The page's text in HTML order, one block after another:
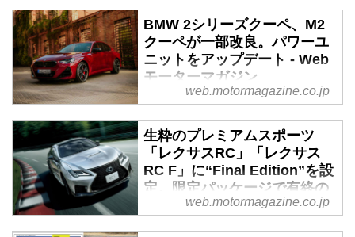
2025年11月6日、Stellantis ジャ
パンは、「アルファ ロメオ」の
スポーツセダン「ジュリア クア
ドリフォリオ（GIULIA
Quadrifoglio）」に、優れた走行
性能と特別装備を施した46台限定
モデル「ジュリア クアドリフォ
リオ エストレマ（GIULIA
Quadrifoglio Estrema）」を発
表。同日より販売を開始した。
スポーツ心をそそる、ダークカラ
ー バッジ＆ブラック ブレーキキ
BMW 2シリーズクーペ、M2
クーペが一部改良。パワーユ
ニットをアップデート - Web
モーターマガジン
2024年10月29日、BMWジャパン
はプレミアムコンパクトクーぺ
「BMW 2シリーズクーペ」と高
性能なMハイパフォーマンスモデ
ル「M2クーペ」の一部改良を発
表し、注文受け付けを開始した。
納車開始は11月からを予定してい
る。
web.motormagazine.co.jp
生粋のプレミアムスポーツ
「レクサスRC」「レクサス
RC F」に“Final Edition”を設
定。限定パッケージで有終の
美を飾る - Webモーターマガ
web.motormagazine.co.jp